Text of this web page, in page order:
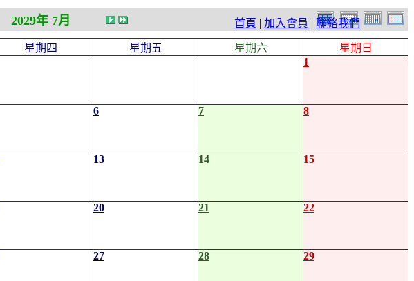
首頁 | 加入會員 | 聯絡我們
2029年 7月
星期四 星期五 星期六
星期日
1
6 7 8
13 14 15
20 21 22
27 28 29